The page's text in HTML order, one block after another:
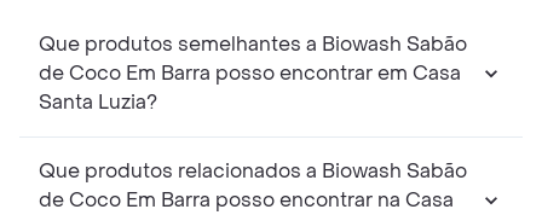
Que produtos semelhantes a Biowash Sabão
de Coco Em Barra posso encontrar em Casa
Santa Luzia?
Que produtos relacionados a Biowash Sabão
de Coco Em Barra posso encontrar na Casa